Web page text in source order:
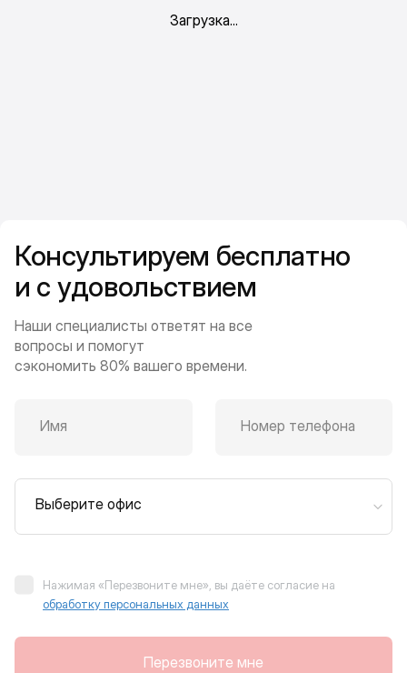
Консультируем бесплатно
и с удовольствием
Наши специалисты ответят на все
вопросы и помогут
сэкономить 80% вашего времени.
Имя Номер телефона
Выберите офис
Нажимая «Перезвоните мне», вы даёте согласие на
обработку персональных данных
Перезвоните мне